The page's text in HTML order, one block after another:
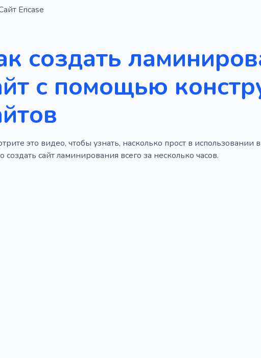
Encase
создать
с помощью
это видео, чтобы узнать, насколько прост в использовании
создать сайт ламинирования всего за несколько часов.